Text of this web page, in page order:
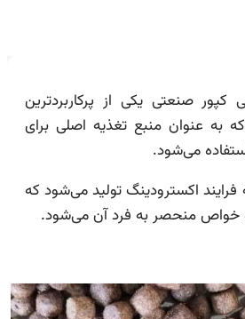
صنعتی یکی از پرکاربردترین
به عنوان منبع تغذیه اصلی برای
می‌شود.
اکسترودینگ تولید می‌شود که
خواص منحصر به فرد آن می‌شود.